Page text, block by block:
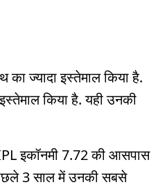
ज्यादा इस्तेमाल किया है.
किया है. यही उनकी
इकॉनमी 7.72 की आसपास
3 साल में उनकी सबसे